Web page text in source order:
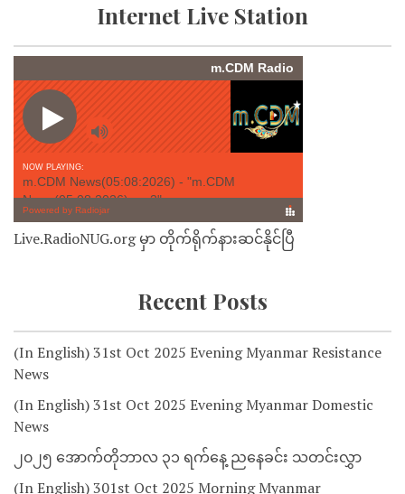
Internet Live Station
Live.RadioNUG.org မှာ တိုက်ရိုက်နားဆင်နိုင်ပြီ
Recent Posts
(In English) 31st Oct 2025 Evening Myanmar Resistance
News
(In English) 31st Oct 2025 Evening Myanmar Domestic
News
၂၀၂၅ အောက်တိုဘာလ ၃၁ ရက်နေ့ ညနေခင်း သတင်းလွှာ
(In English) 301st Oct 2025 Morning Myanmar